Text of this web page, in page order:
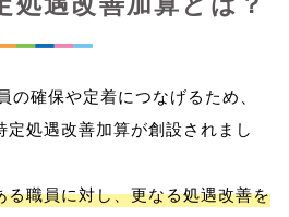
の確保や定着につなげるため、
処遇改善加算が創設されまし
る職員に対し、更なる処遇改善を